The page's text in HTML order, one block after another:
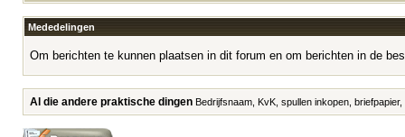
Mededelingen
Om berichten te kunnen plaatsen in dit forum en om berichten in de
Al die andere praktische dingen Bedrijfsnaam, KvK, spullen inkopen,